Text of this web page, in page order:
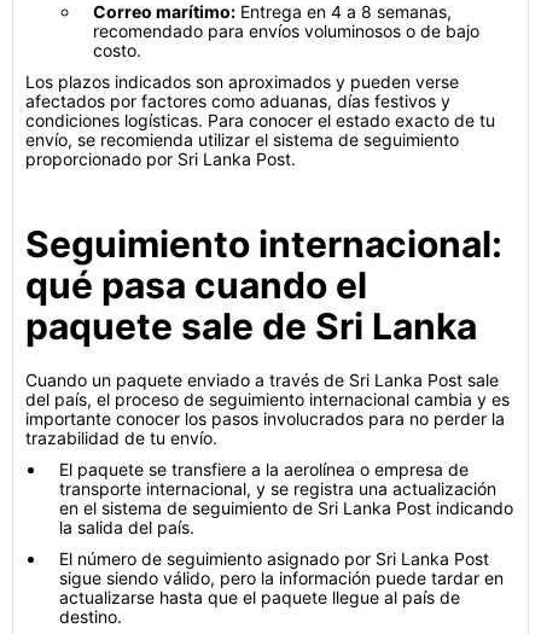
Correo marítimo: Entrega en 4 a 8 semanas,
recomendado para envíos voluminosos o de bajo
costo.
Los plazos indicados son aproximados y pueden verse
afectados por factores como aduanas, días festivos y
condiciones logísticas. Para conocer el estado exacto de tu
envío, se recomienda utilizar el sistema de seguimiento
proporcionado por Sri Lanka Post.
Seguimiento internacional:
qué pasa cuando el
paquete sale de Sri Lanka
Cuando un paquete enviado a través de Sri Lanka Post sale
del país, el proceso de seguimiento internacional cambia y es
importante conocer los pasos involucrados para no perder la
trazabilidad de tu envío.
El paquete se transfiere a la aerolínea o empresa de
transporte internacional, y se registra una actualización
en el sistema de seguimiento de Sri Lanka Post indicando
la salida del país.
El número de seguimiento asignado por Sri Lanka Post
sigue siendo válido, pero la información puede tardar en
actualizarse hasta que el paquete llegue al país de
destino.